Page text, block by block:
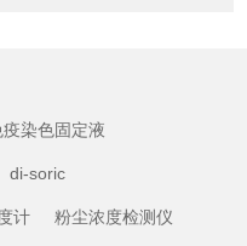
疫染色固定液
di-soric
计 粉尘浓度检测仪